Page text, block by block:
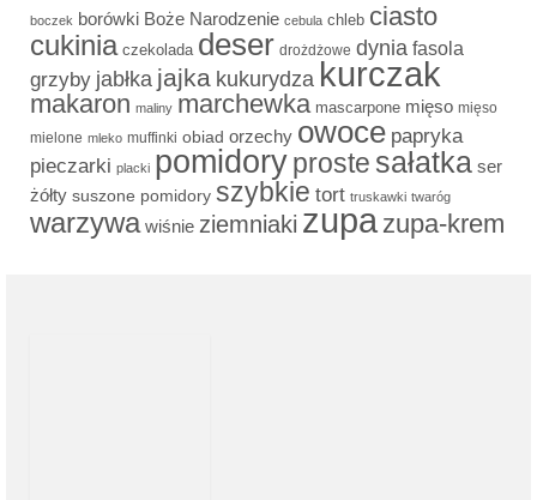
boczek borówki Boże Narodzenie cebula chleb ciasto
cukinia czekolada deser drożdżowe dynia fasola
grzyby jabłka jajka kukurydza kurczak
makaron maliny marchewka mascarpone mięso mięso
mielone mleko muffinki obiad orzechy owoce papryka
pieczarki placki pomidoryproste sałatka ser
żółty suszone pomidory szybkie tort truskawki twaróg
warzywa wiśnie ziemniaki zupa zupa-krem